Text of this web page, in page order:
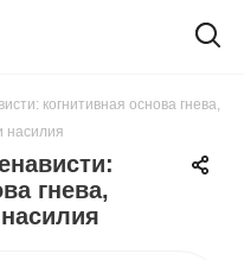
когнитивная основа гнева,
насилия
гнева,